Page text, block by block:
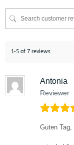
1-5 of 7 reviews
Antonia
Reviewer
Guten Tag,